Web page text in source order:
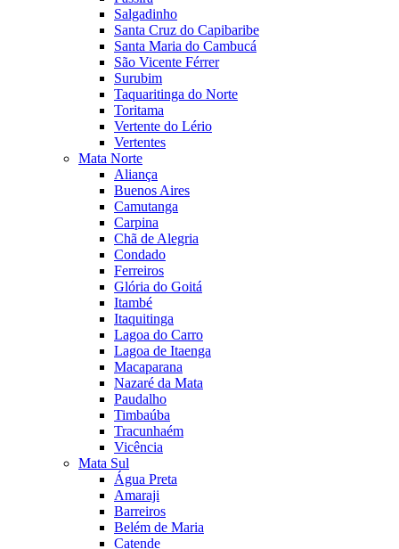
Salgadinho
Santa Cruz do Capibaribe
Santa Maria do Cambucá
São Vicente Férrer
Surubim
Taquaritinga do Norte
Toritama
Vertente do Lério
Vertentes
Mata Norte
Aliança
Buenos Aires
Camutanga
Carpina
Chã de Alegria
Condado
Ferreiros
Glória do Goitá
Itambé
Itaquitinga
Lagoa do Carro
Lagoa de Itaenga
Macaparana
Nazaré da Mata
Paudalho
Timbaúba
Tracunhaém
Vicência
Mata Sul
Água Preta
Amaraji
Barreiros
Belém de Maria
Catende